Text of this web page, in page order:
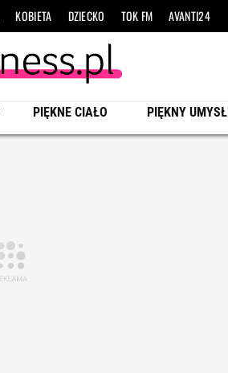
KOBIETA DZIECKO TOK FM AVANTI24
PIĘKNE CIAŁO PIĘKNY UMYSŁ